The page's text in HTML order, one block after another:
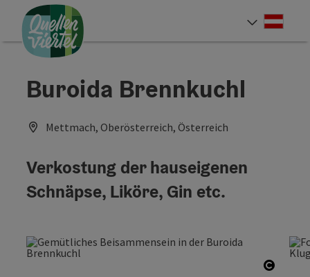
Zum Inhalt
Zur Navigation
Zum Seitenanfang
Buroida Brennkuchl
Mettmach, Oberösterreich, Österreich
Verkostung der hauseigenen
Schnäpse, Liköre, Gin etc.